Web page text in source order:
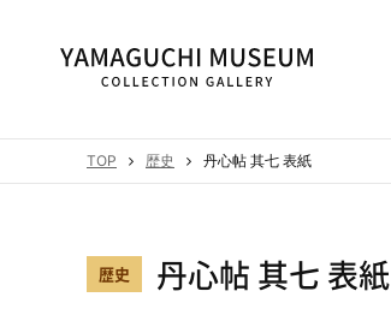
TOP 歴史 丹心帖 其七 表紙
歴史 丹心帖 其七 表紙